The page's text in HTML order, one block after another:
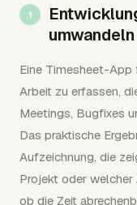
umwandeln
Eine Timesheet-
Arbeit zu erfassen,
Meetings, Bugfixes
Das praktische
Aufzeichnung, die
Projekt oder welcher
ob die Zeit